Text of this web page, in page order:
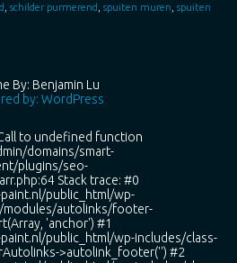
schilder purmerend spuiten muren spuiten
By: Benjamin Lu
by: WordPress
to undefined function
domains/smart-
plugins/seo-
Stack trace: #0
public_html/wp-
autolinks/footer-
'anchor') #1
public_html/wp-includes/class-
>autolink_footer('') #2